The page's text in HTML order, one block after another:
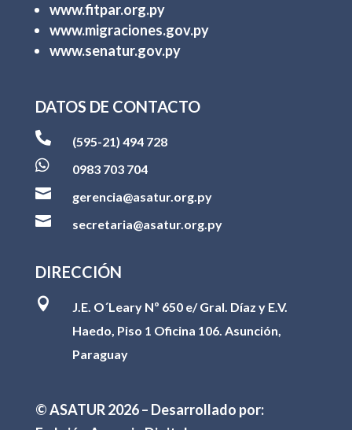
www.fitpar.org.py
www.migraciones.gov.py
www.senatur.gov.py
DATOS DE CONTACTO
 (595-21) 494 728
 0983 703 704
 gerencia@asatur.org.py
 secretaria@asatur.org.py
DIRECCIÓN

J.E. O´Leary Nº 650 e/ Gral. Díaz y E.V.
Haedo, Piso 1 Oficina 106. Asunción,
Paraguay
© ASATUR2026– Desarrollado por: